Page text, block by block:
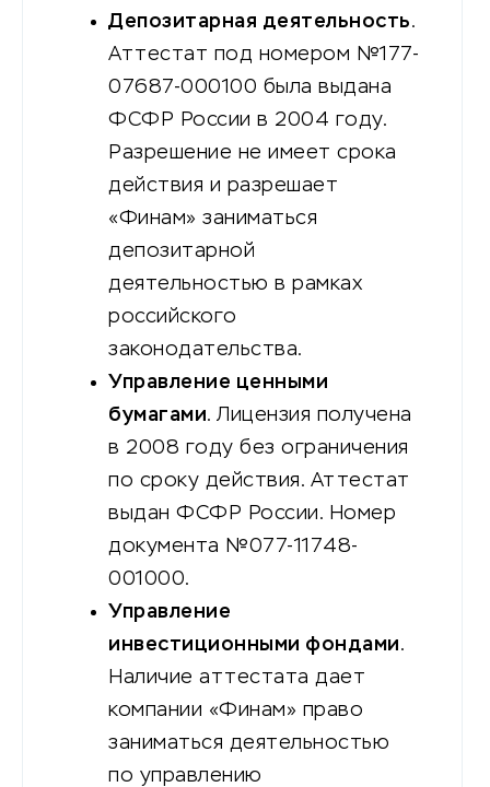
Депозитарная деятельность.
Аттестат под номером №177-
07687-000100 была выдана
ФСФР России в 2004 году.
Разрешение не имеет срока
действия и разрешает
«Финам» заниматься
депозитарной
деятельностью в рамках
российского
законодательства.
Управление ценными
бумагами. Лицензия получена
в 2008 году без ограничения
по сроку действия. Аттестат
выдан ФСФР России. Номер
документа №077-11748-
001000.
Управление
инвестиционными фондами.
Наличие аттестата дает
компании «Финам» право
заниматься деятельностью
по управлению